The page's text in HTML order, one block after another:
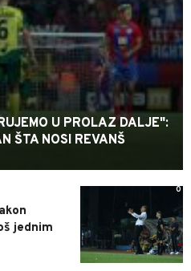
U PROLAZ DALJE":
ŠTA NOSI REVANŠ
0
jednim